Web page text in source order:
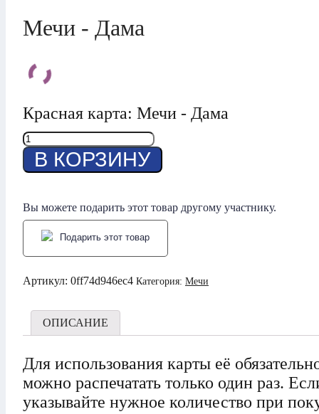
Мечи - Дама
Красная карта: Мечи - Дама
Количество
товара
Мечи
-
В КОРЗИНУ
Вы можете подарить этот товар другому участнику.
Подарить этот товар
Артикул: 0ff74d946ec4 Категория: Мечи
ОПИСАНИЕ
Для использования карты её
можно распечатать только один раз.
указывайте нужное количество при